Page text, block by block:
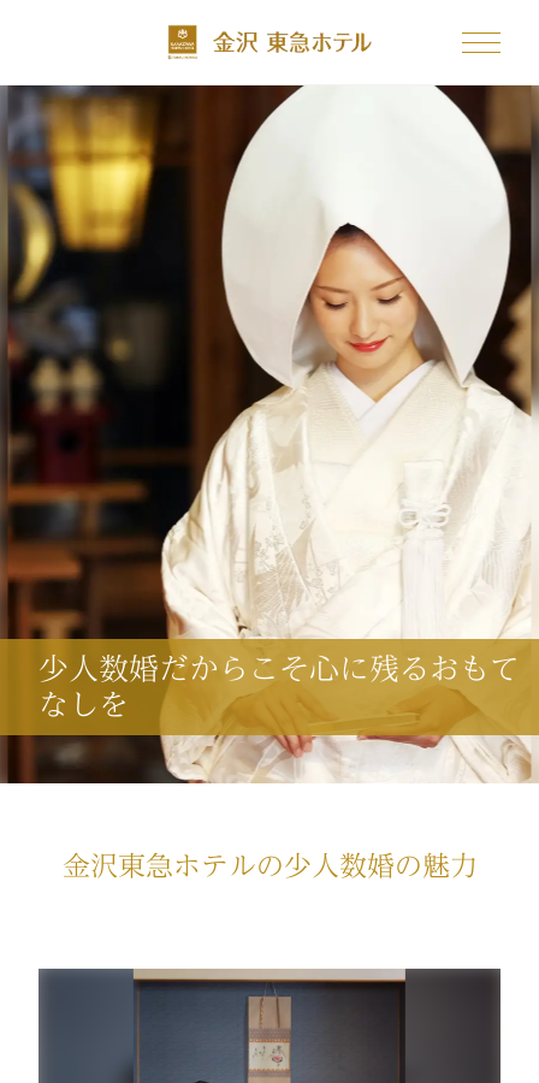
少人数婚だからこそ心に残るおもて
なしを
金沢東急ホテルの少人数婚の魅力